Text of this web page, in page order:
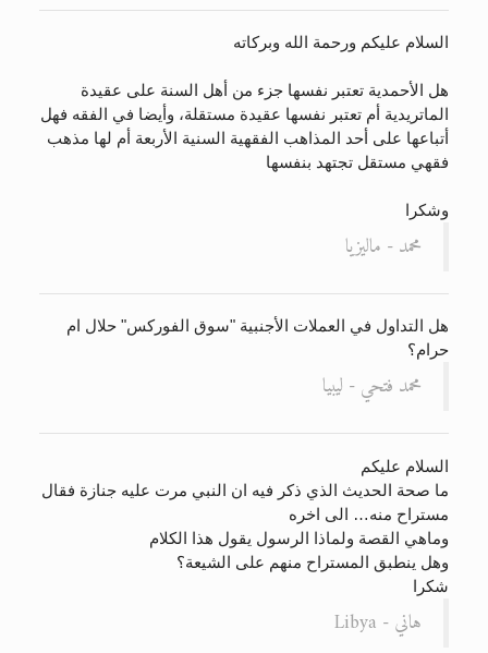
السلام عليكم ورحمة الله وبركاته
هل الأحمدية تعتبر نفسها جزء من أهل السنة على عقيدة
الماتريدية أم تعتبر نفسها عقيدة مستقلة، وأيضا في الفقه فهل
أتباعها على أحد المذاهب الفقهية السنية الأربعة أم لها مذهب
فقهي مستقل تجتهد بنفسها
وشكرا
محمد - ماليزيا
هل التداول في العملات الأجنبية "سوق الفوركس" حلال ام
حرام؟
محمد فتحي - ليبيا
السلام عليكم
ما صحة الحديث الذي ذكر فيه ان النبي مرت عليه جنازة فقال
مستراح منه… الى اخره
وماهي القصة ولماذا الرسول يقول هذا الكلام
وهل ينطبق المستراح منهم على الشيعة؟
شكرا
هاني - Libya